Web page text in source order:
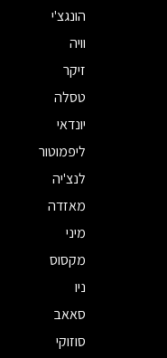
הונגצ'י
וויה
זיקר
טסלה
יונדאי
ליפמוטור
לנצ'יה
מאזדה
מיני
מקסוס
ניו
סאאב
סוזוקי